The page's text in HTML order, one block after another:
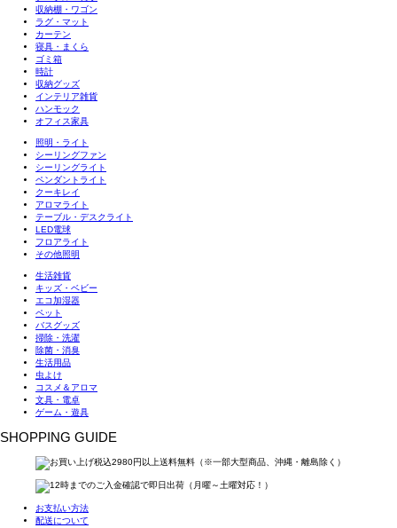
収納棚・ワゴン
ラグ・マット
カーテン
寝具・まくら
ゴミ箱
時計
収納グッズ
インテリア雑貨
ハンモック
オフィス家具
照明・ライト
シーリングファン
シーリングライト
ペンダントライト
クーキレイ
アロマライト
テーブル・デスクライト
LED電球
フロアライト
その他照明
生活雑貨
キッズ・ベビー
エコ加湿器
ペット
バスグッズ
掃除・洗濯
除菌・消臭
生活用品
虫よけ
コスメ＆アロマ
文具・電卓
ゲーム・遊具
SHOPPING GUIDE
お支払い方法
配送について